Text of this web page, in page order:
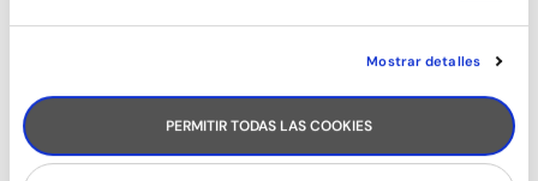
Mostrar detalles
PERMITIR TODAS LAS COOKIES